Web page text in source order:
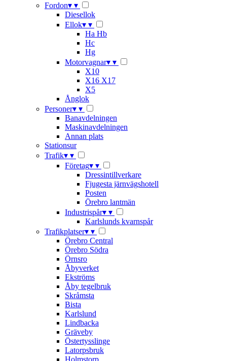
Fordon▾ ▾
Diesellok
Ellok▾ ▾
Ha Hb
Hc
Hg
Motorvagnar▾ ▾
X10
X16 X17
X5
Ånglok
Personer▾ ▾
Banavdelningen
Maskinavdelningen
Annan plats
Stationsur
Trafik▾ ▾
Företag▾ ▾
Dressintillverkare
Fjugesta järnvägshotell
Posten
Örebro lantmän
Industrispår▾ ▾
Karlslunds kvarnspår
Trafikplatser▾ ▾
Örebro Central
Örebro Södra
Örnsro
Åbyverket
Ekströms
Åby tegelbruk
Skråmsta
Bista
Karlslund
Lindbacka
Gräveby
Östertysslinge
Latorpsbruk
Holmstorp